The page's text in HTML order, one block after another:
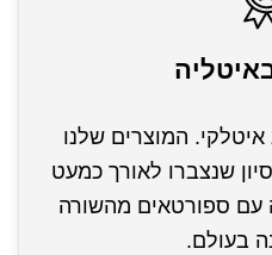
איטלקי. המוצרים שלנו
שנצברו לאורך כמעט
עם ספורטאים מהשורה
בעולם.